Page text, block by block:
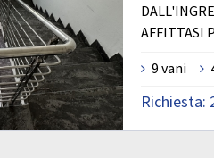
AFFITTASI
9 vani
Richiesta: